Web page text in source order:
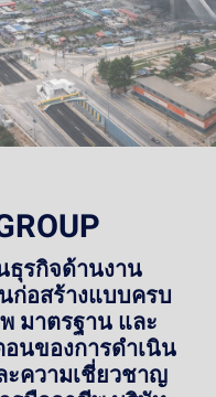
ธุรกิจด้านงาน
ก่อสร้างแบบครบ
มาตรฐาน และ
นของการดำเนิน
ความเชี่ยวชาญ